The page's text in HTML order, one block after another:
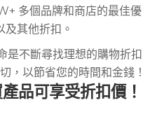
多個品牌和商店的最佳優
及其他折扣。
不斷尋找理想的購物折扣
，以節省您的時間和金錢！
品可享受折扣價！